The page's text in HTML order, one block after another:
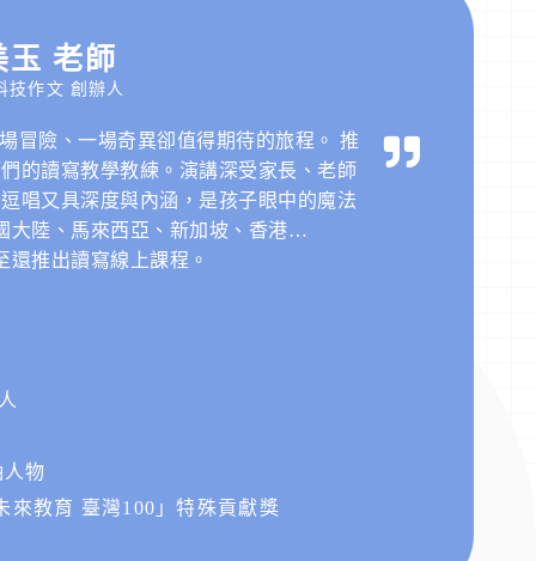
玉 老師
技作文 創辦人
冒險、一場奇異卻值得期待的旅程。 推
的讀寫教學教練。演講深受家長、老師
唱又具深度與內涵，是孩子眼中的魔法
大陸、馬來西亞、新加坡、香港…
還推出讀寫線上課程。
物
來教育 臺灣100」特殊貢獻獎